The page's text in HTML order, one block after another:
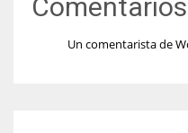
Un comentarista de